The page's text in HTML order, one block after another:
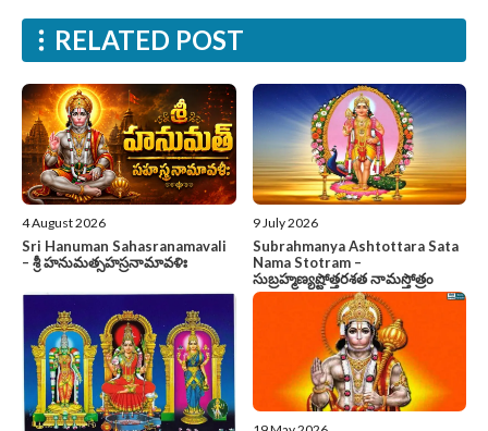
RELATED POST
4 August 2026
Sri Hanuman Sahasranamavali
– శ్రీ హనుమత్సహస్రనామావళిః
9 July 2026
Subrahmanya Ashtottara Sata
Nama Stotram –
సుబ్రహ్మణ్యష్టోత్తరశత నామస్తోత్రం